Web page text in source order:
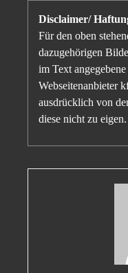
Disclaimer/
Für den oben
dazugehörigen
im Text
Webseitenanbieter
ausdrücklich von
diese nicht zu eigen.